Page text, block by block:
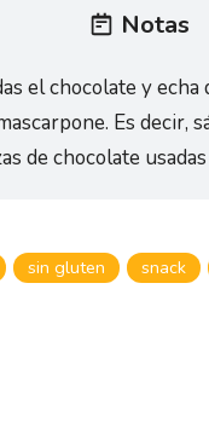
Notas
el chocolate y
Es decir,
de chocolate
sin gluten snack